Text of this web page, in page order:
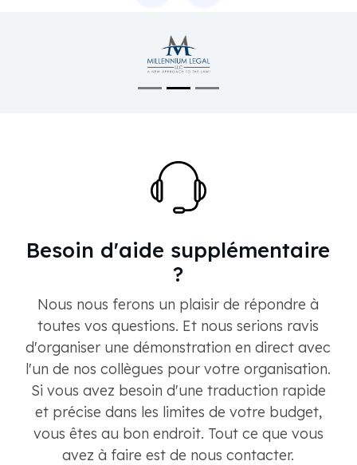
Besoin d'aide supplémentaire
?
Nous nous ferons un plaisir de répondre à
toutes vos questions. Et nous serions ravis
d'organiser une démonstration en direct avec
l'un de nos collègues pour votre organisation.
Si vous avez besoin d'une traduction rapide
et précise dans les limites de votre budget,
vous êtes au bon endroit. Tout ce que vous
avez à faire est de nous contacter.